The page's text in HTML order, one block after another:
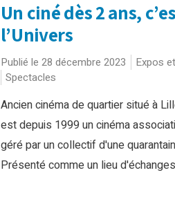
Un ciné dès 2 ans,
l’Univers
Publié le 28 décembre 2023
Expos
Spectacles
Ancien cinéma de quartier situé à
est depuis 1999 un cinéma
géré par un collectif d'une
Présenté comme un lieu